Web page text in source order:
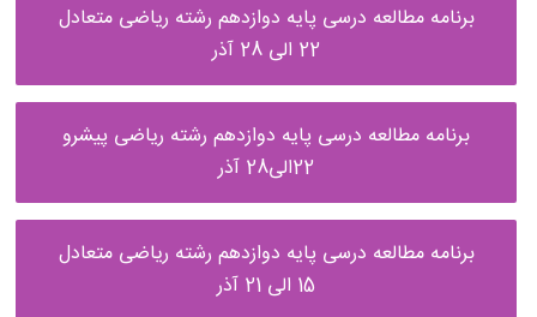
برنامه مطالعه درسی پایه دوازدهم رشته ریاضی متعادل
22 الی 28 آذر
برنامه مطالعه درسی پایه دوازدهم رشته ریاضی پیشرو
22الی28 آذر
برنامه مطالعه درسی پایه دوازدهم رشته ریاضی متعادل
15 الی 21 آذر